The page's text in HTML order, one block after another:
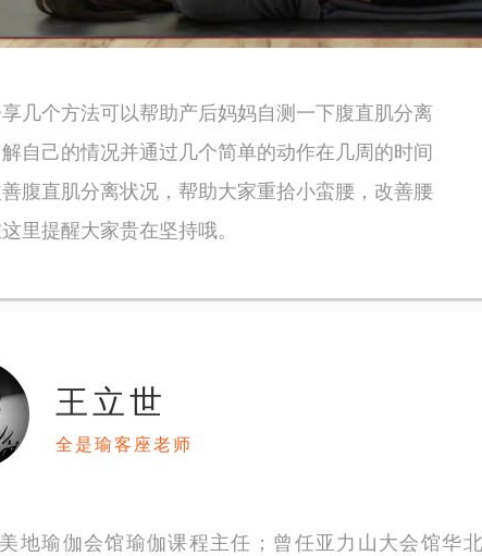
几个方法可以帮助产后妈妈自测一下腹直肌分离
自己的情况并通过几个简单的动作在几周的时间
腹直肌分离状况，帮助大家重拾小蛮腰，改善腰
里提醒大家贵在坚持哦。
王立世
全是瑜客座老师
地瑜伽会馆瑜伽课程主任；曾任亚力山大会馆华